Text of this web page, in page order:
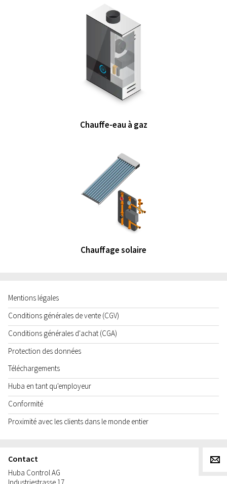
Chauffe-eau à gaz
Chauffage solaire
Mentions légales
Conditions générales de vente (CGV)
Conditions générales d'achat (CGA)
Protection des données
Téléchargements
Huba en tant qu'employeur
Conformité
Proximité avec les clients dans le monde entier
Contact
Huba Control AG
g